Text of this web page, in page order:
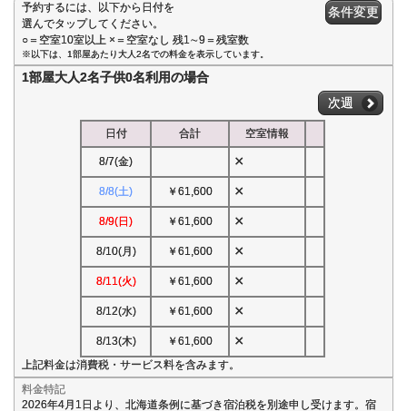
予約するには、以下から日付を
選んでタップしてください。
○＝空室10室以上 ×＝空室なし 残1∼9＝残室数
条件変更
※以下は、1部屋あたり大人2名での料金を表示しています。
1部屋大人2名子供0名利用の場合
次週
日付 合計 空室情報
8/7(金) ×
8/8(土) ￥61,600 ×
8/9(日) ￥61,600 ×
8/10(月) ￥61,600 ×
8/11(火) ￥61,600 ×
8/12(水) ￥61,600 ×
8/13(木) ￥61,600 ×
上記料金は消費税・サービス料を含みます。
料金特記
2026年4月1日より、北海道条例に基づき宿泊税を別途申し受けます。宿